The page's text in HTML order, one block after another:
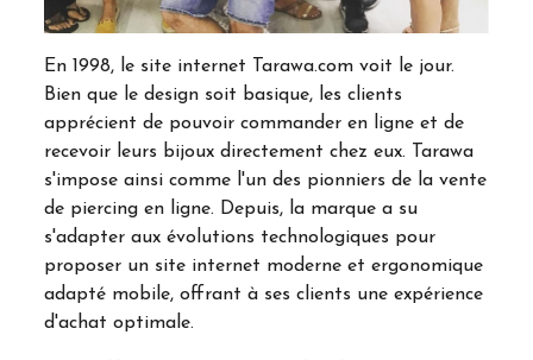
En 1998, le site internet Tarawa.com voit le jour.
Bien que le design soit basique, les clients
apprécient de pouvoir commander en ligne et de
recevoir leurs bijoux directement chez eux. Tarawa
s'impose ainsi comme l'un des pionniers de la vente
de piercing en ligne. Depuis, la marque a su
s'adapter aux évolutions technologiques pour
proposer un site internet moderne et ergonomique
adapté mobile, offrant à ses clients une expérience
d'achat optimale.